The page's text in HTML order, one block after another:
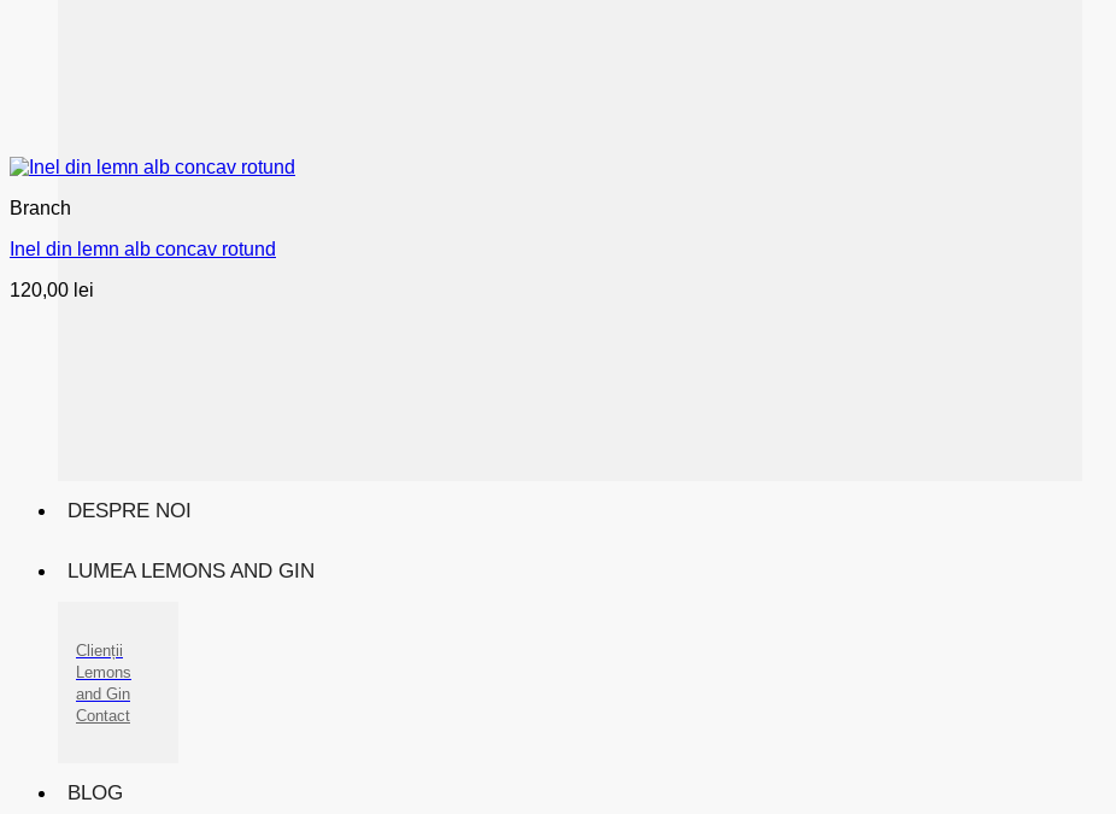
DESPRE NOI
LUMEA LEMONS AND GIN
Clienții
Lemons
and Gin
Contact
BLOG
Branch
Inel din lemn alb concav rotund
120,00 lei